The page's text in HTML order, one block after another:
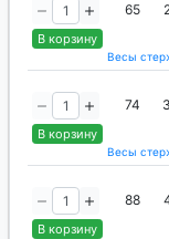
В корзину
65
Весы
В корзину
74
Весы
В корзину
88